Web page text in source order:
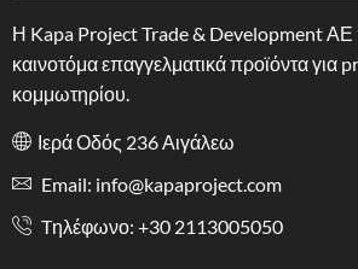
Η Kapa Project Trade & Development ΑΕ
καινοτόμα επαγγελματικά προϊόντα για
κομμωτηρίου.
Ιερά Οδός 236 Αιγάλεω
Email: info@kapaproject.com
Tηλέφωνο: +30 2113005050